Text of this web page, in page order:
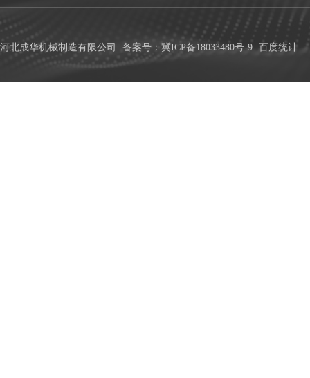
河北成华机械制造有限公司 备案号：冀ICP备18033480号-9 百度统计